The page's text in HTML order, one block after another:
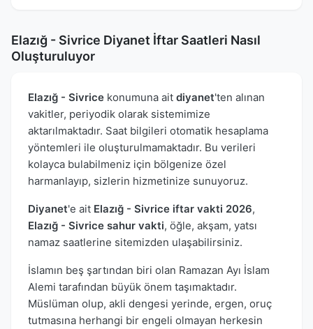
Elazığ - Sivrice Diyanet İftar Saatleri Nasıl
Oluşturuluyor
Elazığ - Sivrice konumuna ait diyanet'ten alınan
vakitler, periyodik olarak sistemimize
aktarılmaktadır. Saat bilgileri otomatik hesaplama
yöntemleri ile oluşturulmamaktadır. Bu verileri
kolayca bulabilmeniz için bölgenize özel
harmanlayıp, sizlerin hizmetinize sunuyoruz.
Diyanet'e ait Elazığ - Sivrice iftar vakti 2026,
Elazığ - Sivrice sahur vakti, öğle, akşam, yatsı
namaz saatlerine sitemizden ulaşabilirsiniz.
İslamın beş şartından biri olan Ramazan Ayı İslam
Alemi tarafından büyük önem taşımaktadır.
Müslüman olup, akli dengesi yerinde, ergen, oruç
tutmasına herhangi bir engeli olmayan herkesin